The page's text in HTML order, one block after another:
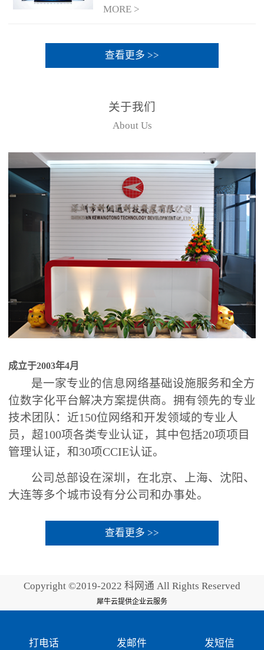
服务器操作系统荣获 “优秀
MORE >
查看更多 >>
关于我们
About Us
成立于2003年4月
是一家专业的信息网络基础设施服务和全方
位数字化平台解决方案提供商。拥有领先的专业
技术团队：近150位网络和开发领域的专业人
员，超100项各类专业认证，其中包括20项项目
管理认证，和30项CCIE认证。
公司总部设在深圳，在北京、上海、沈阳、
大连等多个城市设有分公司和办事处。
查看更多 >>
Copyright ©2019-2022 科网通 All Rights Reserved
犀牛云提供企业云服务
打电话 发邮件 发短信